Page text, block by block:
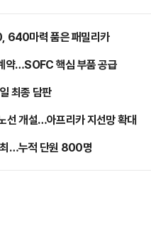
640마력 품은 패밀리카
약…SOFC 핵심 부품 공급
최종 담판
선 개설…아프리카 지선망 확대
최…누적 단원 800명